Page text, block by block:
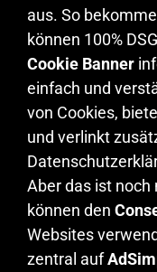
aus. So
können 100%
Cookie Banner
einfach und
von Cookies,
und verlinkt
Aber das ist noch
können den
Websites
zentral auf